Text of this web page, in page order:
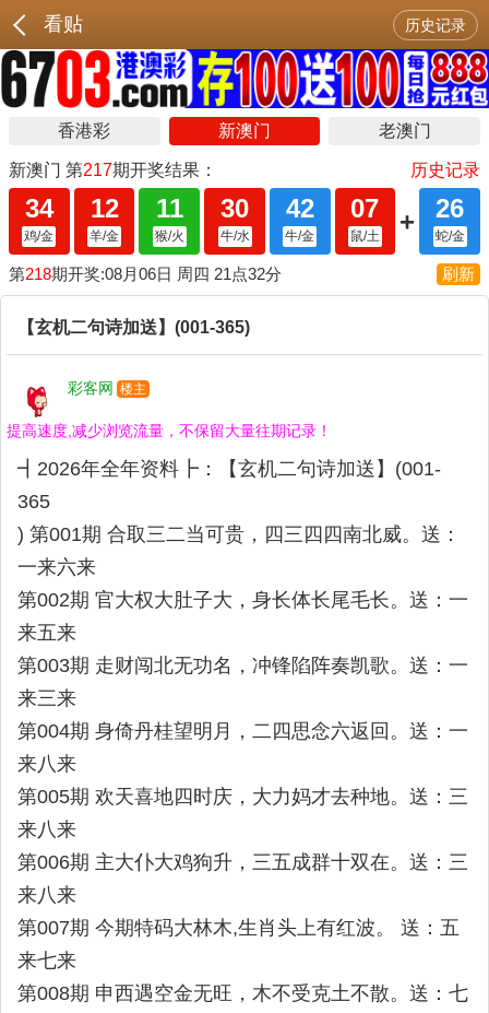
看贴 历史记录
【玄机二句诗加送】(001-365)
彩客网 楼主
提高速度,减少浏览流量，不保留大量往期记录！
┫2026年全年资料┣：【玄机二句诗加送】(001-
365
) 第001期 合取三二当可贵，四三四四南北威。送：
一来六来
第002期 官大权大肚子大，身长体长尾毛长。送：一
来五来
第003期 走财闯北无功名，冲锋陷阵奏凯歌。送：一
来三来
第004期 身倚丹桂望明月，二四思念六返回。送：一
来八来
第005期 欢天喜地四时庆，大力妈才去种地。送：三
来八来
第006期 主大仆大鸡狗升，三五成群十双在。送：三
来八来
第007期 今期特码大林木,生肖头上有红波。 送：五
来七来
第008期 申西遇空金无旺，木不受克土不散。送：七